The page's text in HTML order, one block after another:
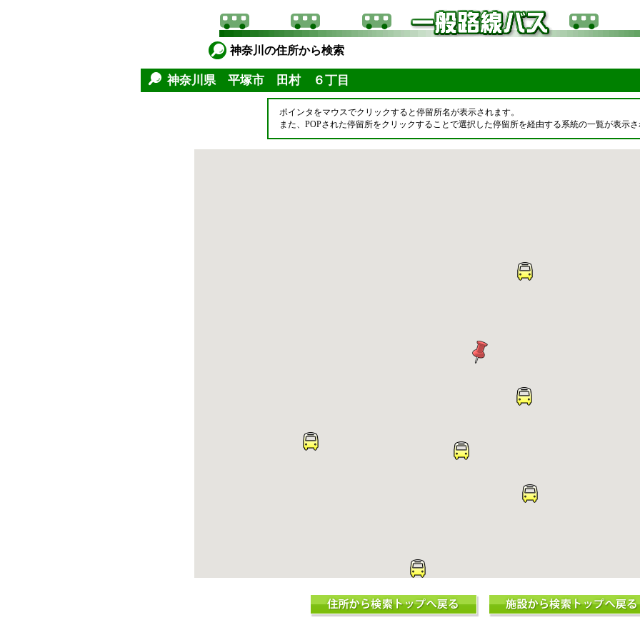
神奈川の住所から検索
神奈川県 平塚市 田村 ６丁目
ポインタをマウスでクリックすると停留所名が表示されます。
また、POPされた停留所をクリックすることで選択した停留所を経由する系統の一覧が表示